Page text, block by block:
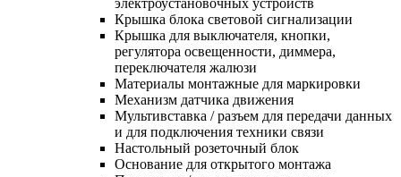
электроустановочных устройств
Крышка блока световой сигнализации
Крышка для выключателя, кнопки,
регулятора освещенности, диммера,
переключателя жалюзи
Материалы монтажные для маркировки
Механизм датчика движения
Мультивставка / разъем для передачи данных
и для подключения техники связи
Настольный розеточный блок
Основание для открытого монтажа